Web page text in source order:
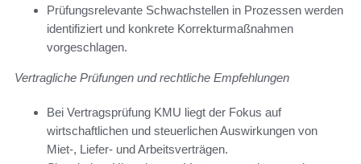
Prüfungsrelevante Schwachstellen in Prozessen werden
identifiziert und konkrete Korrekturmaßnahmen
vorgeschlagen.
Vertragliche Prüfungen und rechtliche Empfehlungen
Bei Vertragsprüfung KMU liegt der Fokus auf
wirtschaftlichen und steuerlichen Auswirkungen von
Miet-, Liefer- und Arbeitsverträgen.